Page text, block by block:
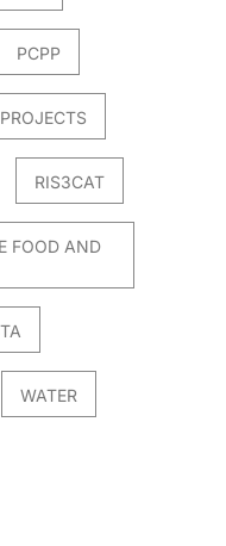
PCPP
RIS3CAT
FOOD AND
WATER